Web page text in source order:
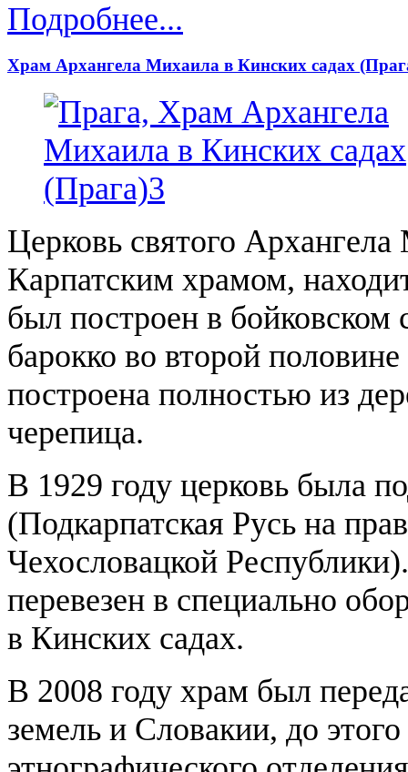
Подробнее...
Храм Архангела Михаила в Кинских садах
Церковь святого
Карпатским храмом,
был построен в бойковском
барокко во второй
построена полностью из
черепица.
В 1929 году церковь была
(Подкарпатская Русь на
Чехословацкой
перевезен в специально
в Кинских садах.
В 2008 году храм был
земель и Словакии, до